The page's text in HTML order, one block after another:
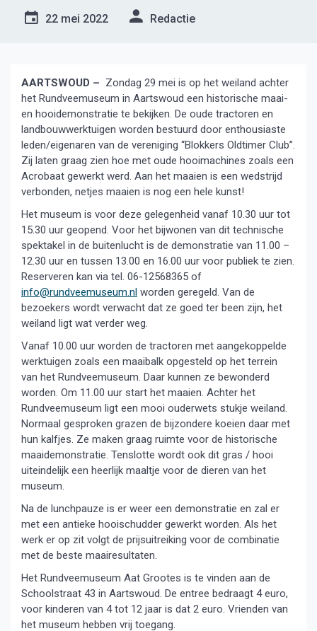
22 mei 2022 Redactie
AARTSWOUD – Zondag 29 mei is op het weiland achter
het Rundveemuseum in Aartswoud een historische maai-
en hooidemonstratie te bekijken. De oude tractoren en
landbouwwerktuigen worden bestuurd door enthousiaste
leden/eigenaren van de vereniging “Blokkers Oldtimer Club”.
Zij laten graag zien hoe met oude hooimachines zoals een
Acrobaat gewerkt werd. Aan het maaien is een wedstrijd
verbonden, netjes maaien is nog een hele kunst!
Het museum is voor deze gelegenheid vanaf 10.30 uur tot
15.30 uur geopend. Voor het bijwonen van dit technische
spektakel in de buitenlucht is de demonstratie van 11.00 –
12.30 uur en tussen 13.00 en 16.00 uur voor publiek te zien.
Reserveren kan via tel. 06-12568365 of
info@rundveemuseum.nl worden geregeld. Van de
bezoekers wordt verwacht dat ze goed ter been zijn, het
weiland ligt wat verder weg.
Vanaf 10.00 uur worden de tractoren met aangekoppelde
werktuigen zoals een maaibalk opgesteld op het terrein
van het Rundveemuseum. Daar kunnen ze bewonderd
worden. Om 11.00 uur start het maaien. Achter het
Rundveemuseum ligt een mooi ouderwets stukje weiland.
Normaal gesproken grazen de bijzondere koeien daar met
hun kalfjes. Ze maken graag ruimte voor de historische
maaidemonstratie. Tenslotte wordt ook dit gras / hooi
uiteindelijk een heerlijk maaltje voor de dieren van het
museum.
Na de lunchpauze is er weer een demonstratie en zal er
met een antieke hooischudder gewerkt worden. Als het
werk er op zit volgt de prijsuitreiking voor de combinatie
met de beste maairesultaten.
Het Rundveemuseum Aat Grootes is te vinden aan de
Schoolstraat 43 in Aartswoud. De entree bedraagt 4 euro,
voor kinderen van 4 tot 12 jaar is dat 2 euro. Vrienden van
het museum hebben vrij toegang.